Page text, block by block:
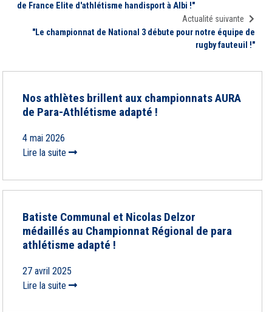
de France Elite d'athlétisme handisport à Albi !"
Actualité suivante
"Le championnat de National 3 débute pour notre équipe de
rugby fauteuil !"
Nos athlètes brillent aux championnats AURA
de Para-Athlétisme adapté !
4 mai 2026
Lire la suite
Batiste Communal et Nicolas Delzor
médaillés au Championnat Régional de para
athlétisme adapté !
27 avril 2025
Lire la suite